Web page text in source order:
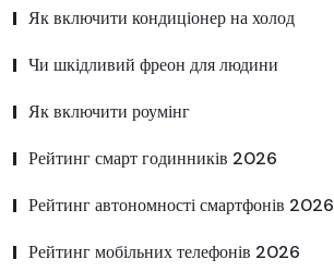
Як включити кондиціонер на холод
Чи шкідливий фреон для людини
Як включити роумінг
Рейтинг смарт годинників 2026
Рейтинг автономності смартфонів 2026
Рейтинг мобільних телефонів 2026